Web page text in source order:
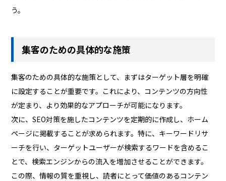
う。
集客のための具体的な施策
集客のための具体的な施策として、まずはターゲット層を明確
に設定することが重要です。これにより、コンテンツの方向性
が定まり、より効果的なアプローチが可能になります。
次に、SEO対策を施したコンテンツを定期的に作成し、ホーム
ページに掲載することが求められます。特に、キーワードリサ
ーチを行い、ターゲットユーザーが検索するワードを含めるこ
とで、検索エンジンからの流入を増加させることができます。
この際、情報の質を重視し、読者にとって価値のあるコンテン